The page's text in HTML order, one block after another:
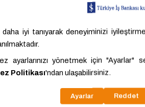
Sandviç paneller, yapıların çatı; cephe, iç bölme
özelliklerinden dolayı sandviç çatı panelleri
formu ve panel dolgu malzemesi, sandviç
Endüstriyel binalar
Tarım ve hayvancılık yapıları